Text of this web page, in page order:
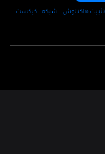
تثبيت هاكنتوش شبكه كيكست